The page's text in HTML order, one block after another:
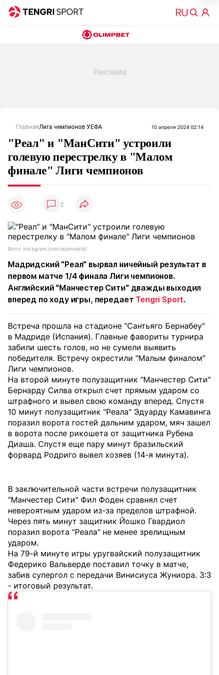
ГлавнаяЛига чемпионов УЕФА 10 апреля 2024 02:14
"Реал" и "МанСити" устроили
голевую перестрелку в "Малом
финале" Лиги чемпионов
2
Фото: instagram.com/realmadrid/
Мадридский "Реал" вырвал ничейный результат в
первом матче 1/4 финала Лиги чемпионов.
Английский "Манчестер Сити" дважды выходил
вперед по ходу игры, передает Tengri Sport.
Встреча прошла на стадионе "Сантьяго Бернабеу"
в Мадриде (Испания). Главные фавориты турнира
забили шесть голов, но не сумели выявить
победителя. Встречу окрестили "Малым финалом"
Лиги чемпионов.
На второй минуте полузащитник "Манчестер Сити"
Бернарду Силва открыл счет прямым ударом со
штрафного и вывел свою команду вперед. Спустя
10 минут полузащитник "Реала" Эдуарду Камавинга
поразил ворота гостей дальним ударом, мяч зашел
в ворота после рикошета от защитника Рубена
Диаша. Спустя еще пару минут бразильский
форвард Родриго вывел хозяев (14-я минута).
В заключительной части встречи полузащитник
"Манчестер Сити" Фил Фоден сравнял счет
невероятным ударом из-за пределов штрафной.
Через пять минут защитник Йошко Гвардиол
поразил ворота "Реала" не менее зрелищным
ударом.
На 79-й минуте игры уругвайский полузащитник
Федерико Вальверде поставил точку в матче,
забив супергол с передачи Винисиуса Жуниора. 3:3
- итоговый результат.